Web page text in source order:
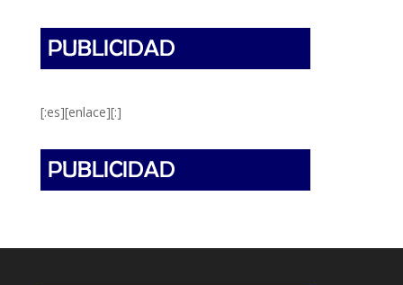
[:es][enlace][:]